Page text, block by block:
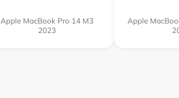
Apple MacBook Pro 14 M3
2023
Apple